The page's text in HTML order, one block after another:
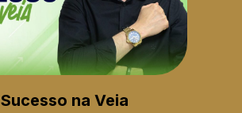
Sucesso na Veia